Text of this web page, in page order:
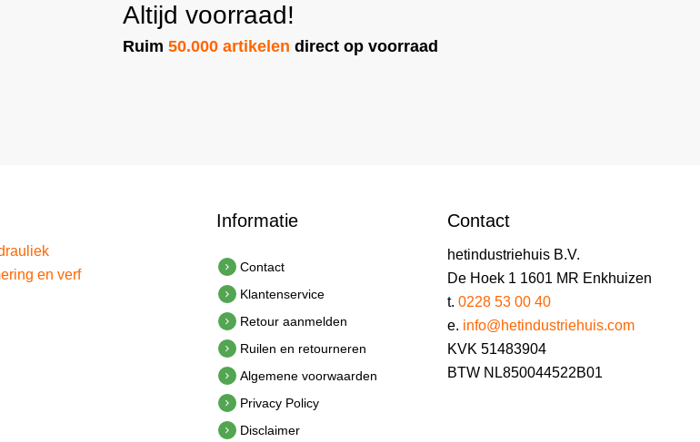
Altijd voorraad!
Ruim50.000 artikelen direct op voorraad
en verf
Informatie
Contact
Klantenservice
Retour aanmelden
Ruilen en retourneren
Algemene voorwaarden
Privacy Policy
Disclaimer
Contact
hetindustriehuis B.V.
De Hoek 1 1601 MR Enkhuizen
t. 0228 53 00 40
e. info@hetindustriehuis.com
KVK 51483904
BTW NL850044522B01